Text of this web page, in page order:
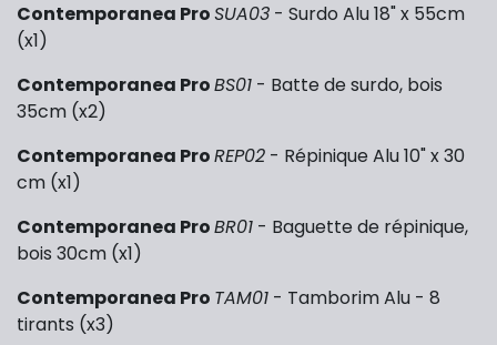
Contemporanea ProSUA03 - Surdo Alu 18" x 55cm
(x1)
Contemporanea ProBS01 - Batte de surdo, bois
35cm (x2)
Contemporanea ProREP02 - Répinique Alu 10" x 30
cm (x1)
Contemporanea ProBR01 - Baguette de répinique,
bois 30cm (x1)
Contemporanea Pro TAM01 - Tamborim Alu - 8
tirants (x3)